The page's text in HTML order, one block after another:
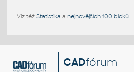
Viz též Statistika a nejnovějších 100 bloků.
CADfórum